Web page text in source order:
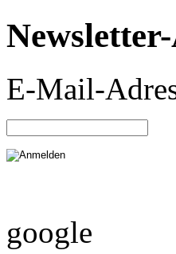
E-Mail-
google